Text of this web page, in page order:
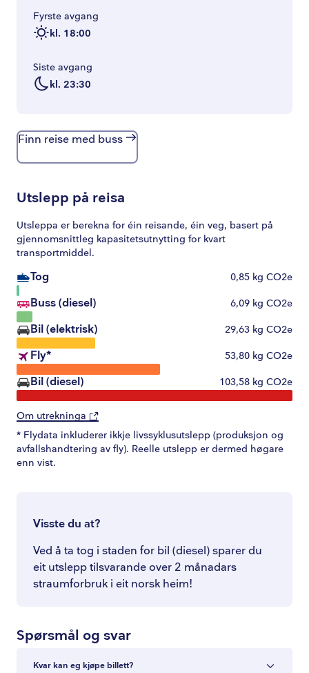
Fyrste avgang
kl. 18:00
Siste avgang
kl. 23:30
Finn reise med buss
Utslepp på reisa
Utsleppa er berekna for éin reisande, éin veg, basert på
gjennomsnittleg kapasitetsutnytting for kvart
transportmiddel.
Tog 0,85 kg CO2e
Buss (diesel) 6,09 kg CO2e
Bil (elektrisk) 29,63 kg CO2e
Fly* 53,80 kg CO2e
Bil (diesel) 103,58 kg CO2e
Om utrekninga
* Flydata inkluderer ikkje livssyklusutslepp (produksjon og
avfallshandtering av fly). Reelle utslepp er dermed høgare
enn vist.
Visste du at?
Ved å ta tog i staden for bil (diesel) sparer du
eit utslepp tilsvarande over 2 månadars
straumforbruk i eit norsk heim!
Spørsmål og svar
Kvar kan eg kjøpe billett?